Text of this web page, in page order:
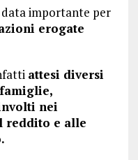
importante per
erogate
attesi diversi
nei
reddito e alle